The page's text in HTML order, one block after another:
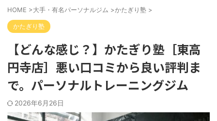
HOME >大手・有名パーソナルジム >かたぎり塾 >
かたぎり塾
【どんな感じ？】かたぎり塾［東高
円寺店］悪い口コミから良い評判ま
で。パーソナルトレーニングジム
2026年6月26日